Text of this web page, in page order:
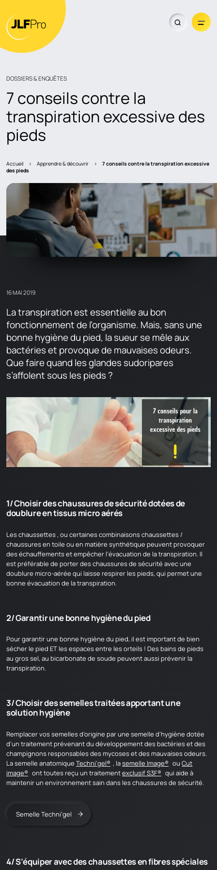
DOSSIERS & ENQUÊTES
7 conseils contre la
transpiration excessive des
pieds
Accueil > Apprendre & découvrir >
7 conseils contre la transpiration excessive
des pieds
16 MAI 2019
La transpiration est essentielle au bon
fonctionnement de l’organisme. Mais, sans une
bonne hygiène du pied, la sueur se mêle aux
bactéries et provoque de mauvaises odeurs.
Que faire quand les glandes sudoripares
s’affolent sous les pieds ?
1/ Choisir des chaussures de sécurité dotées de
doublure en tissus micro aérés
Les chaussettes , ou certaines combinaisons chaussettes /
chaussures en toile ou en matière synthétique peuvent provoquer
des échauffements et empêcher l’évacuation de la transpiration. Il
est préférable de porter des chaussures de sécurité avec une
doublure micro-aérée qui laisse respirer les pieds, qui permet une
bonne évacuation de la transpiration.
2/ Garantir une bonne hygiène du pied
Pour garantir une bonne hygiène du pied, il est important de bien
sécher le pied ET les espaces entre les orteils ! Des bains de pieds
au gros sel, au bicarbonate de soude peuvent aussi prévenir la
transpiration.
3/ Choisir des semelles traitées apportant une
solution hygiène
Remplacer vos semelles d’origine par une semelle d’hygiène dotée
d’un traitement prévenant du développement des bactéries et des
champignons responsables des mycoses et des mauvaises odeurs.
La semelle anatomique Techni’gel® , lasemelle Image® ouCut
image® ont toutes reçu un traitementexclusif S3F® qui aide à
maintenir un environnement sain dans les chaussures de sécurité.
Semelle Techni’gel
4/ S’équiper avec des chaussettes en fibres spéciales
Trouver un revendeur
CHARGEMENT EN COURS